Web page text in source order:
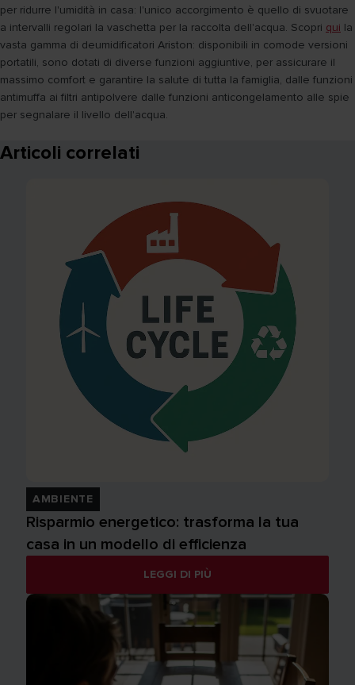
per ridurre l'umidità in casa: l'unico accorgimento è quello di svuotare
a intervalli regolari la vaschetta per la raccolta dell'acqua. Scopri qui la
vasta gamma di deumidificatori Ariston: disponibili in comode versioni
portatili, sono dotati di diverse funzioni aggiuntive, per assicurare il
massimo comfort e garantire la salute di tutta la famiglia, dalle funzioni
antimuffa ai filtri antipolvere dalle funzioni anticongelamento alle spie
per segnalare il livello dell'acqua.
Articoli correlati
AMBIENTE
Risparmio energetico: trasforma la tua
casa in un modello di efficienza
LEGGI DI PIÙ